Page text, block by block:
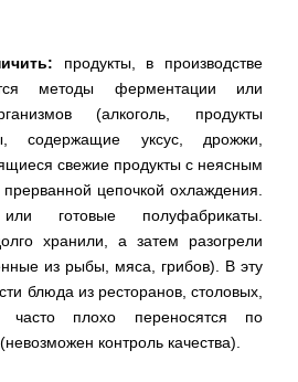
продукты, в производстве
методы ферментации или
(алкоголь, продукты
содержащие уксус, дрожжи,
свежие продукты с неясным
цепочкой охлаждения.
или готовые полуфабрикаты.
хранили, а затем разогрели
из рыбы, мяса, грибов). В эту
блюда из ресторанов, столовых,
часто плохо переносятся по
контроль качества).